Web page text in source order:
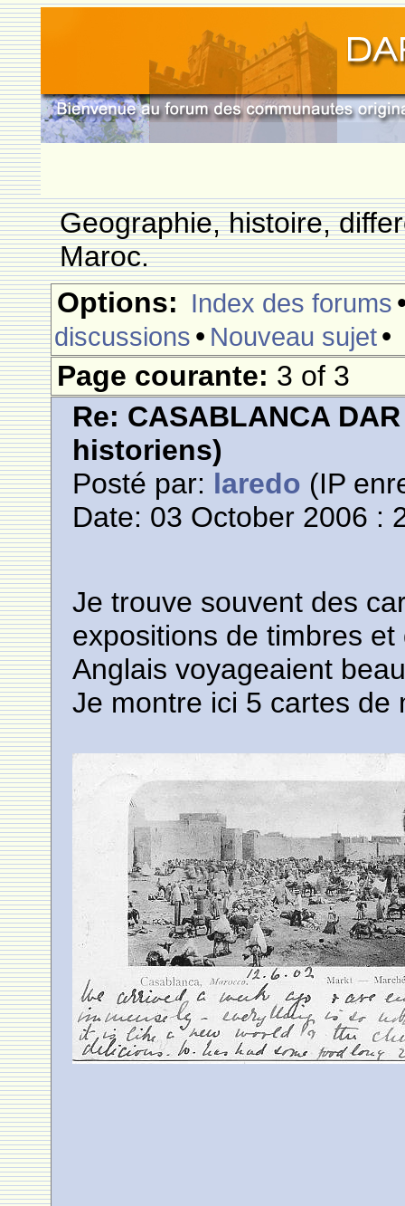
Geographie, histoire,
Maroc.
Options: Index des forums
discussions • Nouveau sujet•
Page courante: 3 of 3
Re: CASABLANCA
historiens)
Posté par: laredo (IP
Date: 03 October 2006 :
Je trouve souvent des
expositions de timbres
Anglais voyageaient
Je montre ici 5 cartes de